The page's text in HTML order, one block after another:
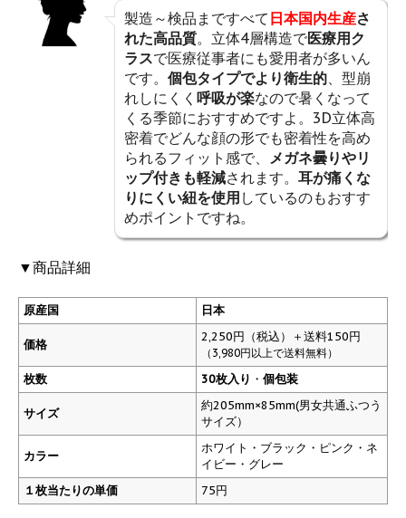
製造～検品まですべて 日本国内生産さ
れた高品質。立体4層構造で医療用ク
ラスで医療従事者にも愛用者が多いん
です。 個包タイプでより衛生的、型崩
れしにくく 呼吸が楽なので暑くなって
くる季節におすすめですよ。3D立体高
密着でどんな顔の形でも密着性を高め
られるフィット感で、 メガネ曇りやリ
ップ付きも軽減されます。 耳が痛くな
りにくい紐を使用 しているのもおすす
めポイントですね。
▼商品詳細
原産国 日本
価格
2,250円（税込）＋送料150円
（3,980円以上で送料無料）
枚数 30枚入り ・ 個包装
サイズ
約205mm×85mm(男女共通ふつう
サイズ）
カラー
ホワイト・ブラック・ピンク・ネ
イビー・グレー
１枚当たりの単価
75円